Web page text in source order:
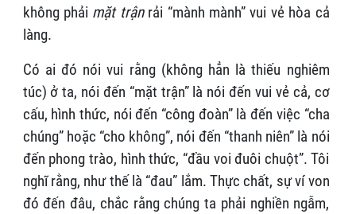
không phải mặt trậnrải “mành mành” vui vẻ hòa cả
làng.
Có ai đó nói vui rằng (không hẳn là thiếu nghiêm
túc) ở ta, nói đến “mặt trận” là nói đến vui vẻ cả, cơ
cấu, hình thức, nói đến “công đoàn” là đến việc “cha
chúng” hoặc “cho không”, nói đến “thanh niên” là nói
đến phong trào, hình thức, “đầu voi đuôi chuột”. Tôi
nghĩ rằng, như thế là “đau” lắm. Thực chất, sự ví von
đó đến đâu, chắc rằng chúng ta phải nghiền ngẫm,